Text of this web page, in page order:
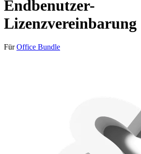
Endbenutzer-
Lizenzvereinbarung
FürOffice Bundle